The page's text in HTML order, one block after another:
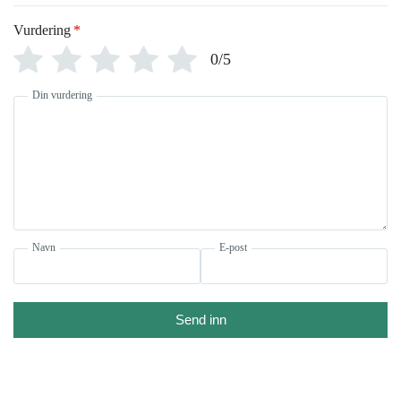
Vurdering *
0/5
Din vurdering
Navn E-post
Send inn